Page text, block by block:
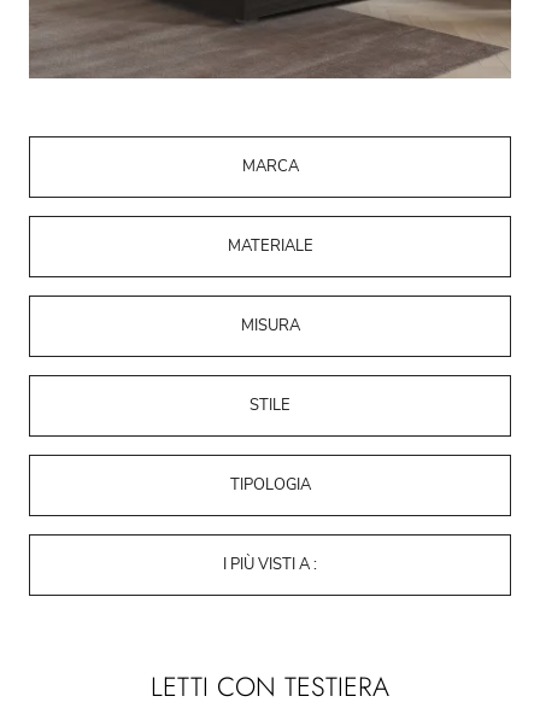
MARCA
MATERIALE
MISURA
STILE
TIPOLOGIA
I PIÙ VISTI A :
LETTI CON TESTIERA